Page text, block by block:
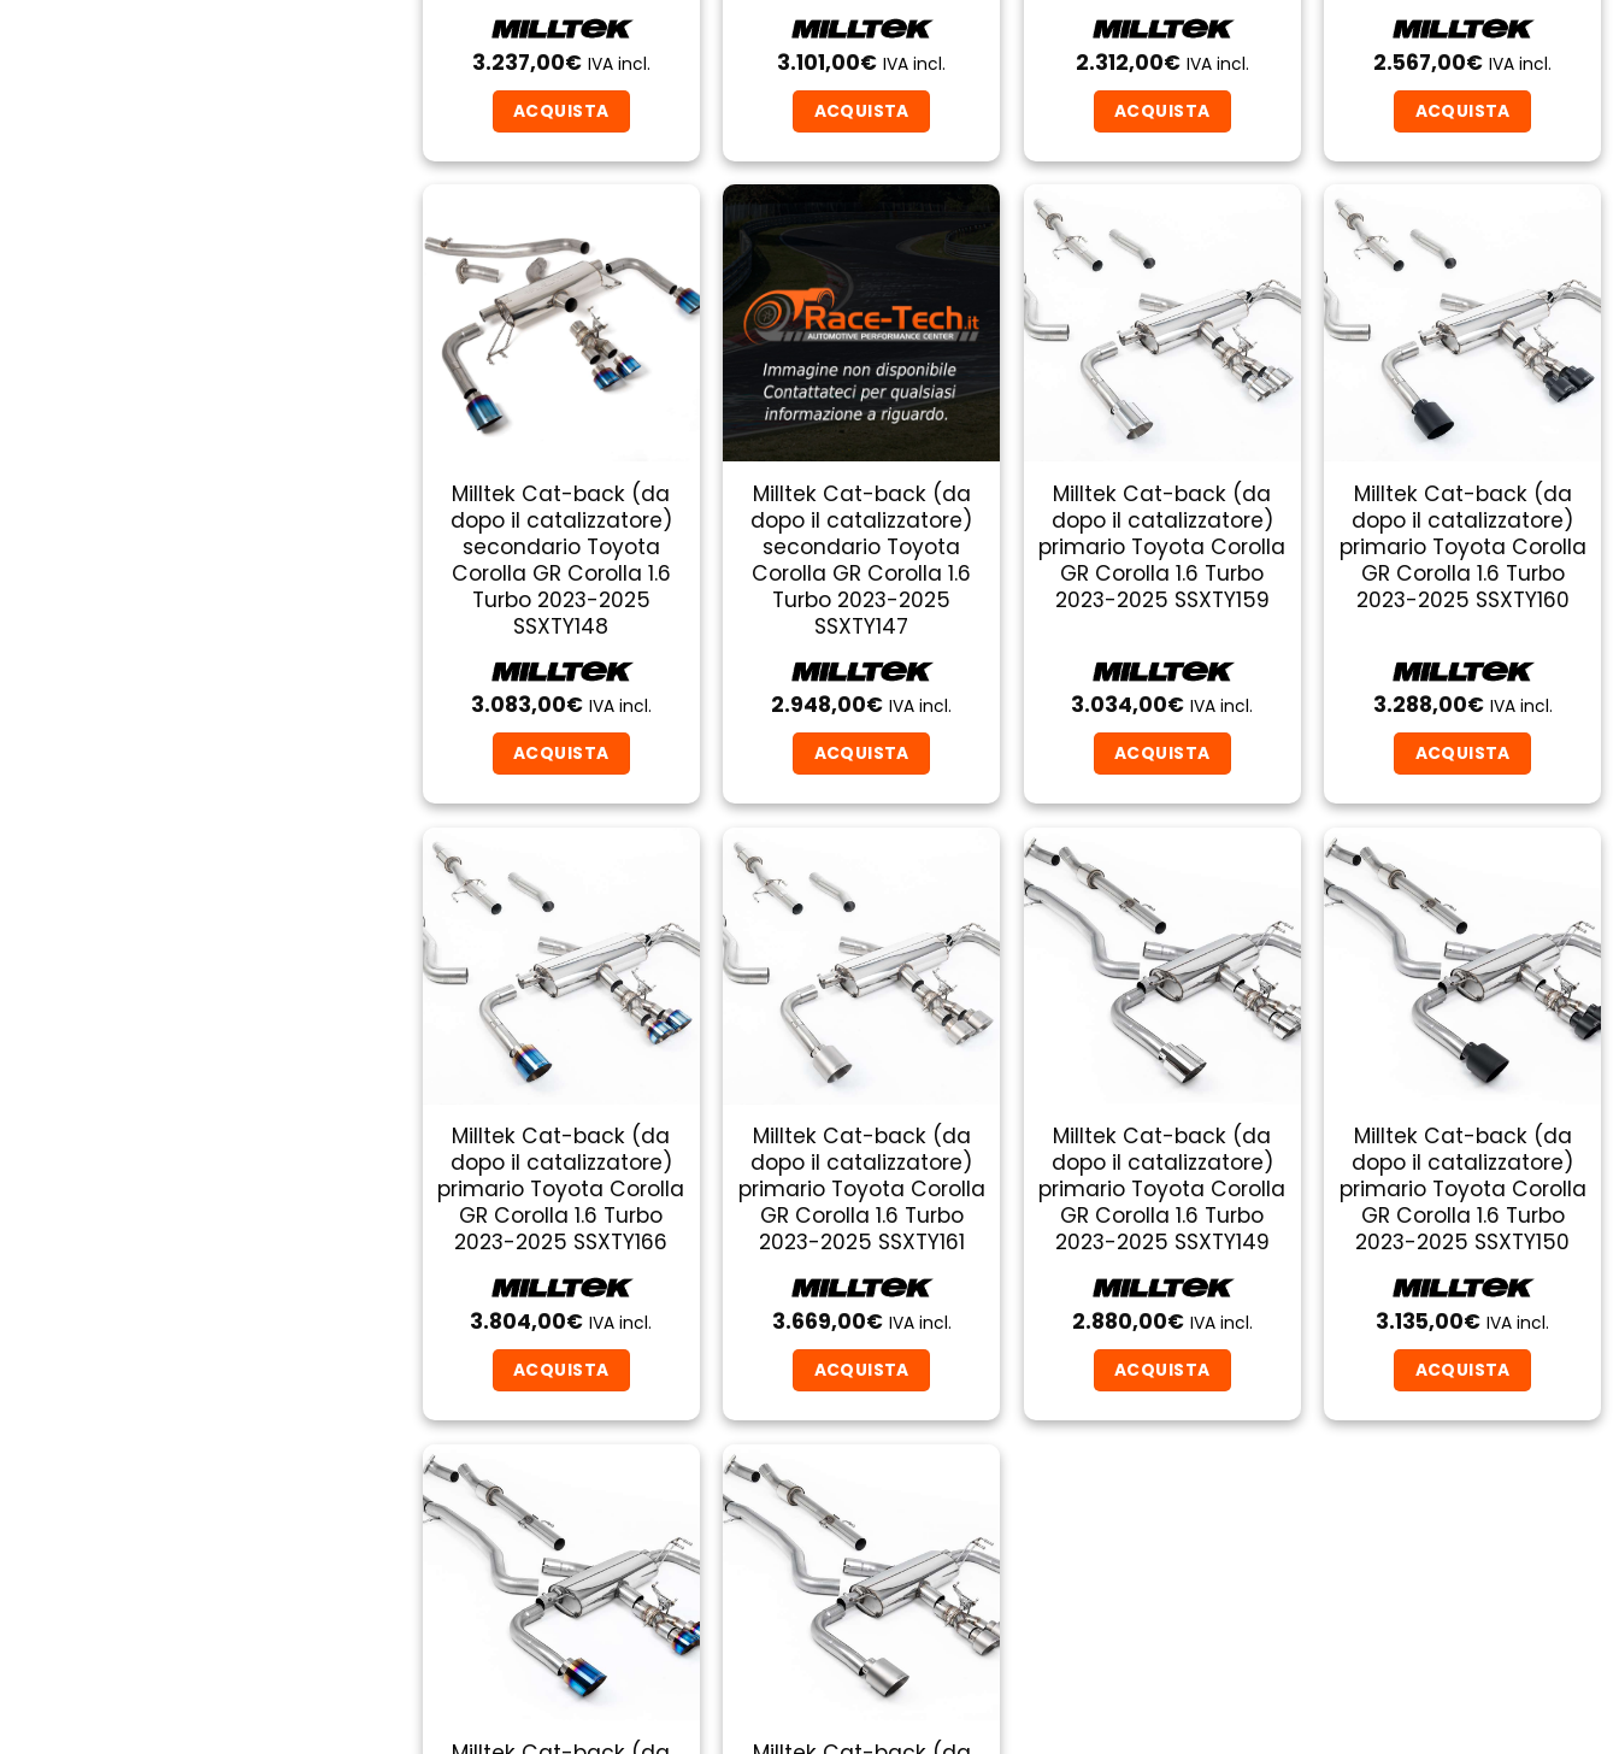
3.237,00€ IVA incl.
ACQUISTA
3.101,00€ IVA incl.
ACQUISTA
2.312,00€ IVA incl.
ACQUISTA
2.567,00€ IVA incl.
ACQUISTA
Milltek Cat-back (da
dopo il catalizzatore)
secondario Toyota
Corolla GR Corolla 1.6
Turbo 2023-2025
SSXTY148
3.083,00€ IVA incl.
ACQUISTA
Milltek Cat-back (da
dopo il catalizzatore)
secondario Toyota
Corolla GR Corolla 1.6
Turbo 2023-2025
SSXTY147
2.948,00€ IVA incl.
ACQUISTA
Milltek Cat-back (da
dopo il catalizzatore)
primario Toyota Corolla
GR Corolla 1.6 Turbo
2023-2025 SSXTY159
3.034,00€ IVA incl.
ACQUISTA
Milltek Cat-back (da
dopo il catalizzatore)
primario Toyota Corolla
GR Corolla 1.6 Turbo
2023-2025 SSXTY160
3.288,00€ IVA incl.
ACQUISTA
Milltek Cat-back (da
dopo il catalizzatore)
primario Toyota Corolla
GR Corolla 1.6 Turbo
2023-2025 SSXTY166
3.804,00€ IVA incl.
ACQUISTA
Milltek Cat-back (da
dopo il catalizzatore)
primario Toyota Corolla
GR Corolla 1.6 Turbo
2023-2025 SSXTY161
3.669,00€ IVA incl.
ACQUISTA
Milltek Cat-back (da
dopo il catalizzatore)
primario Toyota Corolla
GR Corolla 1.6 Turbo
2023-2025 SSXTY149
2.880,00€ IVA incl.
ACQUISTA
Milltek Cat-back (da
dopo il catalizzatore)
primario Toyota Corolla
GR Corolla 1.6 Turbo
2023-2025 SSXTY150
3.135,00€ IVA incl.
ACQUISTA